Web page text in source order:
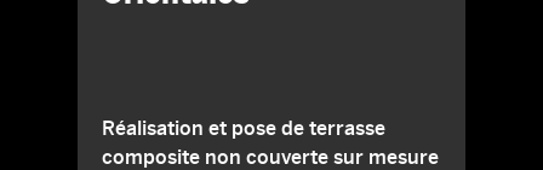
Réalisation et pose de terrasse
composite non couverte sur mesure